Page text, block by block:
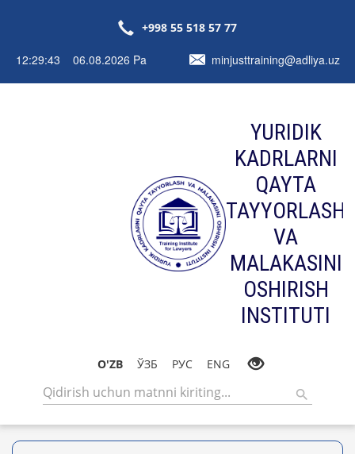
+998 55 518 57 77
12:29:44 06.08.2026 Pa minjusttraining@adliya.uz
YURIDIK
KADRLARNI
QAYTA
TAYYORLASH
VA
MALAKASINI
OSHIRISH
INSTITUTI
O'ZB ЎЗБ РУС ENG